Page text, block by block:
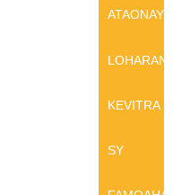
ATAONAY
KEVITRA
SY